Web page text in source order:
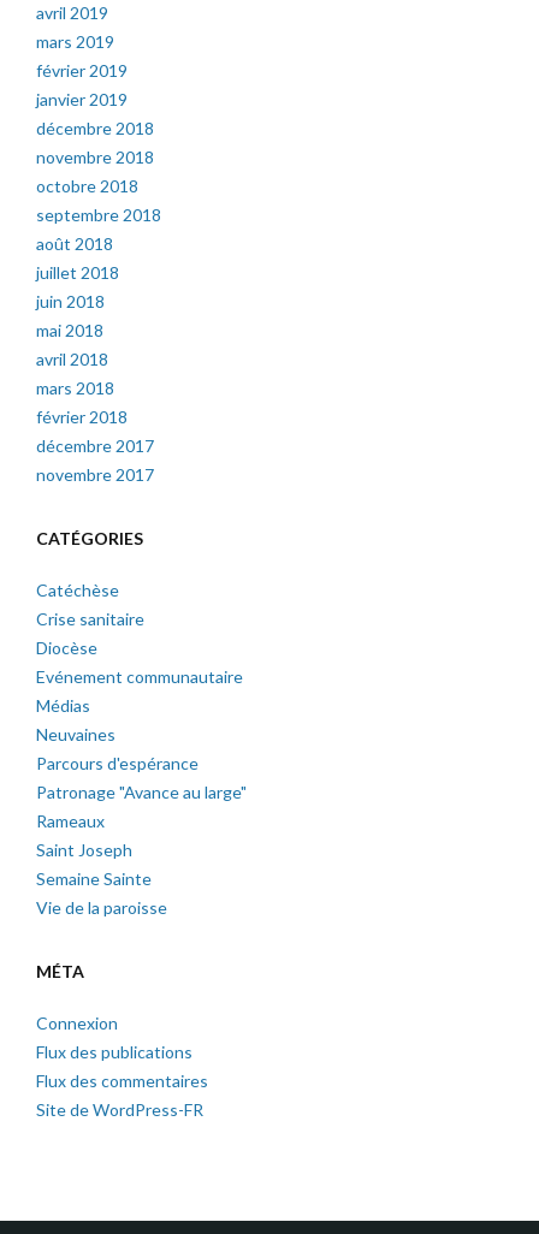
avril 2019
mars 2019
février 2019
janvier 2019
décembre 2018
novembre 2018
octobre 2018
septembre 2018
août 2018
juillet 2018
juin 2018
mai 2018
avril 2018
mars 2018
février 2018
décembre 2017
novembre 2017
CATÉGORIES
Catéchèse
Crise sanitaire
Diocèse
Evénement communautaire
Médias
Neuvaines
Parcours d'espérance
Patronage "Avance au large"
Rameaux
Saint Joseph
Semaine Sainte
Vie de la paroisse
MÉTA
Connexion
Flux des publications
Flux des commentaires
Site de WordPress-FR